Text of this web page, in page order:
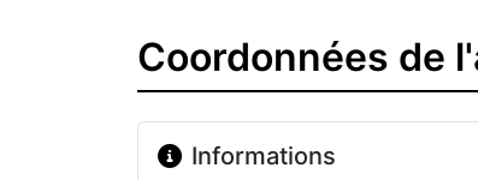
Coordonnées de
Informations